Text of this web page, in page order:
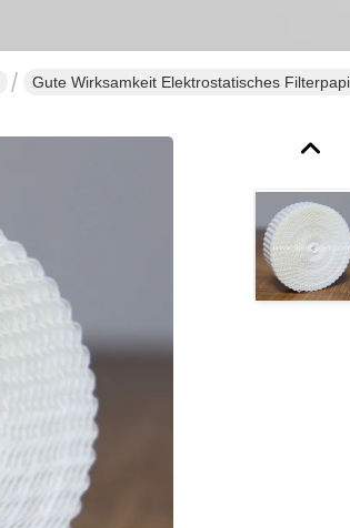
Gute Wirksamkeit Elektrostatisches